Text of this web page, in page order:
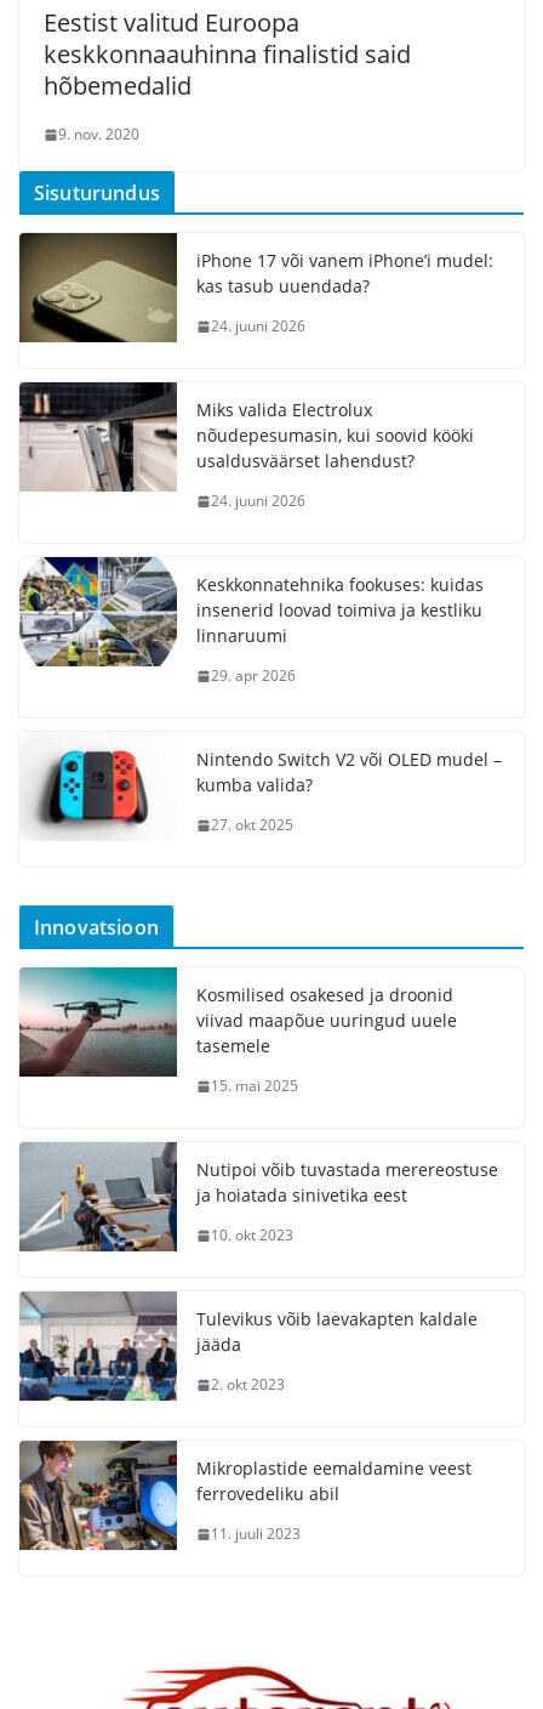
Eestist valitud Euroopa
keskkonnaauhinna finalistid said
hõbemedalid
9. nov. 2020
Sisuturundus
iPhone 17 või vanem iPhone’i mudel:
kas tasub uuendada?
24. juuni 2026
Miks valida Electrolux
nõudepesumasin, kui soovid kööki
usaldusväärset lahendust?
24. juuni 2026
Keskkonnatehnika fookuses: kuidas
insenerid loovad toimiva ja kestliku
linnaruumi
29. apr 2026
Nintendo Switch V2 või OLED mudel –
kumba valida?
27. okt 2025
Innovatsioon
Kosmilised osakesed ja droonid
viivad maapõue uuringud uuele
tasemele
15. mai 2025
Nutipoi võib tuvastada merereostuse
ja hoiatada sinivetika eest
10. okt 2023
Tulevikus võib laevakapten kaldale
jääda
2. okt 2023
Mikroplastide eemaldamine veest
ferrovedeliku abil
11. juuli 2023